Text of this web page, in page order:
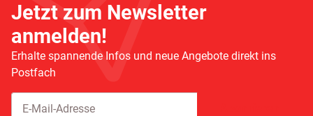
Jetzt zum Newsletter
anmelden!
Erhalte spannende Infos und neue Angebote direkt ins
Postfach